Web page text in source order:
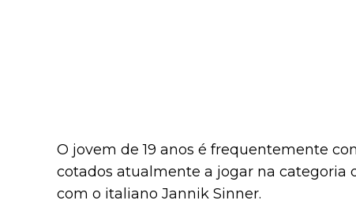
O jovem de 19 anos é frequentemente
cotados atualmente a jogar na categoria
com o italiano Jannik Sinner.